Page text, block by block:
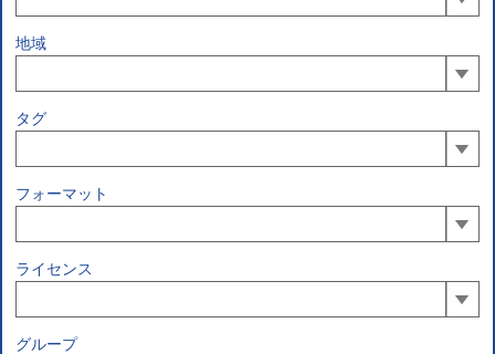
地域
タグ
フォーマット
ライセンス
グループ